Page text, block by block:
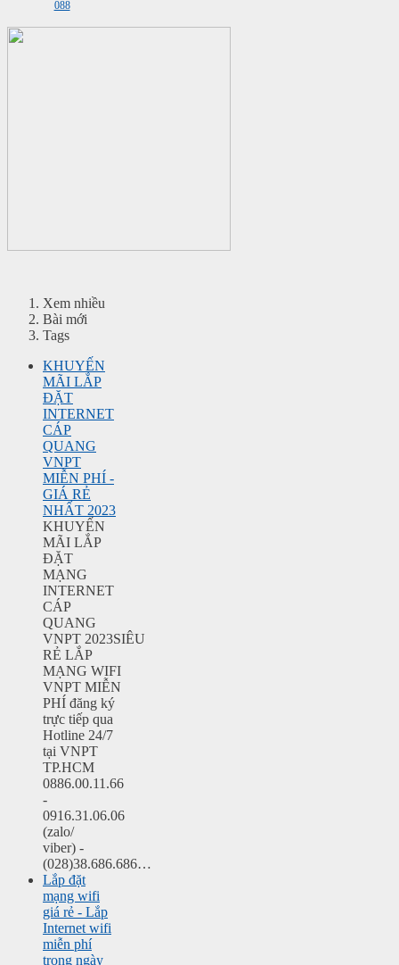
Xem nhiều
Bài mới
Tags
KHUYẾN
MÃI LẮP
ĐẶT
INTERNET
CÁP
QUANG
VNPT
MIỄN PHÍ -
GIÁ RẺ
NHẤT 2023
KHUYẾN
MÃI LẮP
ĐẶT
MẠNG
INTERNET
CÁP
QUANG
VNPT 2023SIÊU
RẺ LẮP
MẠNG WIFI
VNPT MIỄN
PHÍ đăng ký
trực tiếp qua
Hotline 24/7
tại VNPT
TP.HCM
0886.00.11.66
-
0916.31.06.06
(zalo/
viber) -
(028)38.686.686…
Lắp đặt
mạng wifi
giá rẻ - Lắp
Internet wifi
miễn phí
trong ngày